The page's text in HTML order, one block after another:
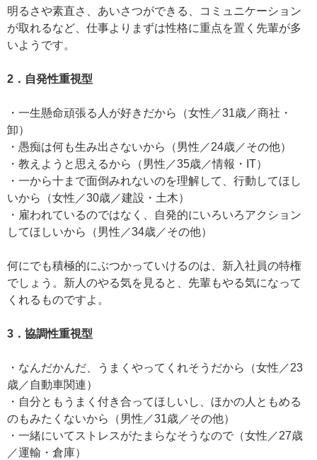
明るさや素直さ、あいさつができる、コミュニケーション
が取れるなど、仕事よりまずは性格に重点を置く先輩が多
いようです。
2．自発性重視型
・一生懸命頑張る人が好きだから（女性／31歳／商社・
卸）
・愚痴は何も生み出さないから（男性／24歳／その他）
・教えようと思えるから（男性／35歳／情報・IT）
・一から十まで面倒みれないのを理解して、行動してほし
いから（女性／30歳／建設・土木）
・雇われているのではなく、自発的にいろいろアクション
してほしいから（男性／34歳／その他）
何にでも積極的にぶつかっていけるのは、新入社員の特権
でしょう。新人のやる気を見ると、先輩もやる気になって
くれるものですよ。
3．協調性重視型
・なんだかんだ、うまくやってくれそうだから（女性／23
歳／自動車関連）
・自分ともうまく付き合ってほしいし、ほかの人ともめる
のもみたくないから（男性／31歳／その他）
・一緒にいてストレスがたまらなそうなので（女性／27歳
／運輸・倉庫）